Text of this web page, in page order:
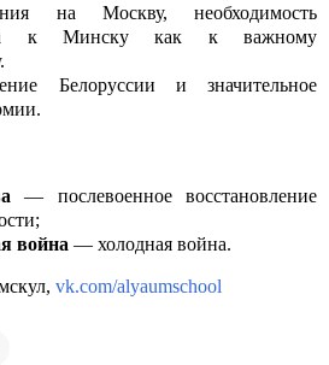
на Москву, необходимость
к Минску как к важному
Белоруссии и значительное
— послевоенное восстановление
война — холодная война.
vk.com/alyaumschool